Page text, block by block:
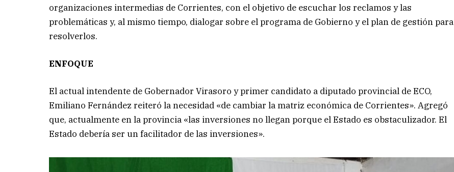
organizaciones intermedias de Corrientes, con el objetivo de escuchar los reclamos y las
problemáticas y, al mismo tiempo, dialogar sobre el programa de Gobierno y el plan de gestión para
resolverlos.
ENFOQUE
El actual intendente de Gobernador Virasoro y primer candidato a diputado provincial de ECO,
Emiliano Fernández reiteró la necesidad «de cambiar la matriz económica de Corrientes». Agregó
que, actualmente en la provincia «las inversiones no llegan porque el Estado es obstaculizador. El
Estado debería ser un facilitador de las inversiones».